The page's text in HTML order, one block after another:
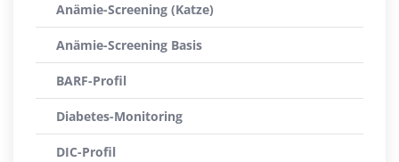
Anämie-Screening (Katze)
Anämie-Screening Basis
BARF-Profil
Diabetes-Monitoring
DIC-Profil